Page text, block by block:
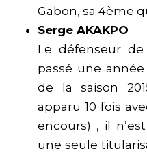
Gabon, sa 4ème
Serge AKAKPO
Le défenseur de
passé une année
de la saison
apparu 10 fois
encours) , il
une seule